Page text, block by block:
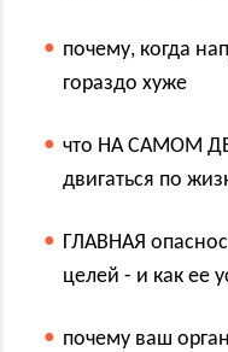
почему, когда
гораздо хуже
что НА САМОМ
двигаться по
ГЛАВНАЯ
целей - и как ее
почему ваш